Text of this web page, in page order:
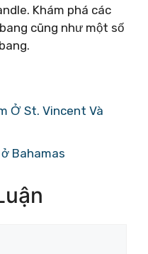
Khám phá các
cũng như một số
Ở St. Vincent Và
Bahamas